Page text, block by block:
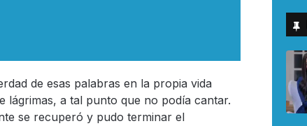
de esas palabras en la propia vida
lágrimas, a tal punto que no podía cantar.
se recuperó y pudo terminar el